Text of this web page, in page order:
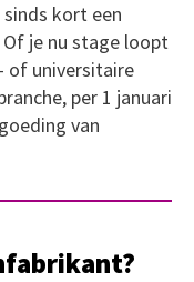
kort een
je nu stage loopt
of universitaire
per 1 januari
van